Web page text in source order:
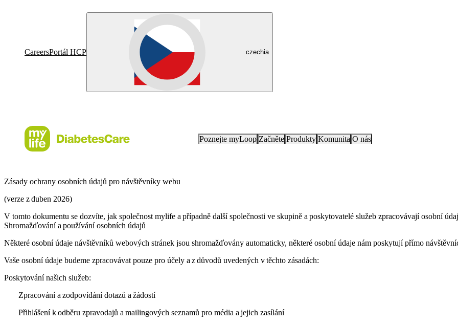
CareersPortál HCP czechia
Poznejte myLoop Začněte Produkty Komunita O nás
Zásady ochrany osobních údajů pro návštěvníky webu
(verze z duben 2026)
V tomto dokumentu se dozvíte, jak společnost mylife a případně další společnosti ve skupině a poskytovatelé služeb zpracovávají osobní
Shromažďování a používání osobních údajů
Některé osobní údaje návštěvníků webových stránek jsou shromažďovány automaticky, některé osobní údaje nám poskytují přímo
Vaše osobní údaje budeme zpracovávat pouze pro účely a z důvodů uvedených v těchto zásadách:
Poskytování našich služeb:
Zpracování a zodpovídání dotazů a žádostí
Přihlášení k odběru zpravodajů a mailingových seznamů pro média a jejich zasílání